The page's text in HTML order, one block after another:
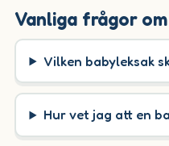
Vanliga frågor
Vilken babyleksak
Hur vet jag att en